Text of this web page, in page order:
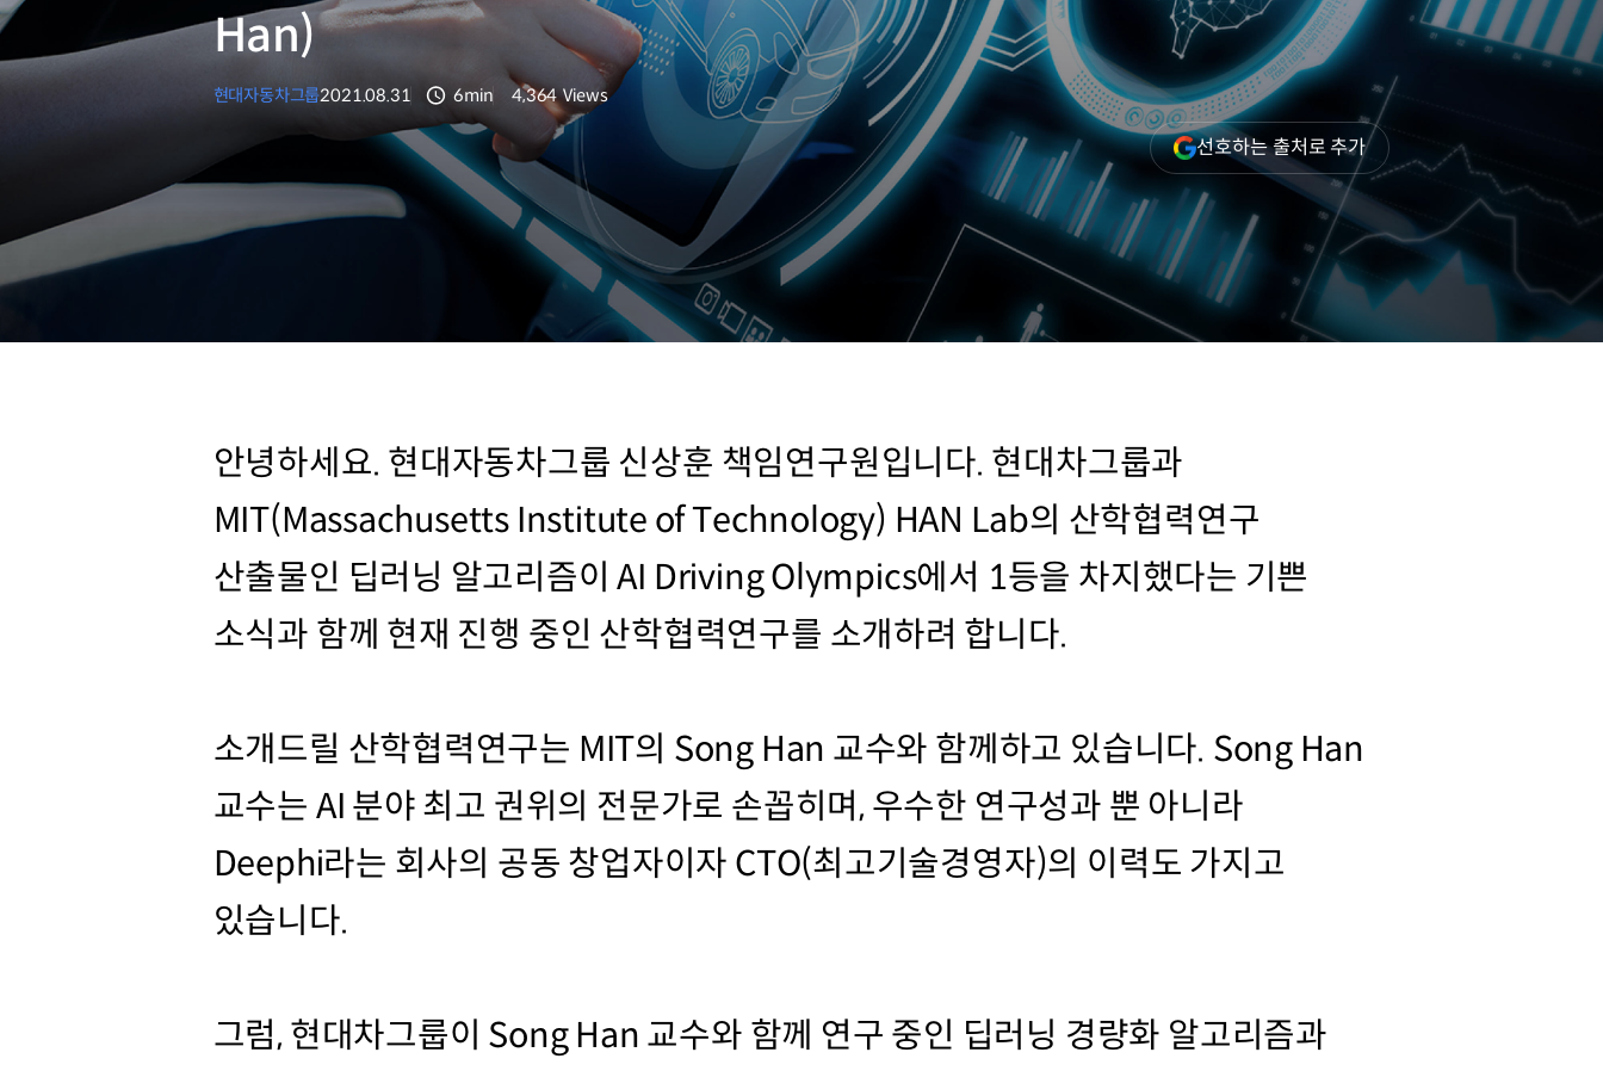
Han)
현대자동차그룹2021.08.31
분량
6min
조회수
4,364 Views
선호하는 출처로 추가(새
창
열림)
안녕하세요. 현대자동차그룹 신상훈 책임연구원입니다. 현대차그룹과
MIT(Massachusetts Institute of Technology) HAN Lab의 산학협력연구
산출물인 딥러닝 알고리즘이 AI Driving Olympics에서 1등을 차지했다는 기쁜
소식과 함께 현재 진행 중인 산학협력연구를 소개하려 합니다.
소개드릴 산학협력연구는 MIT의 Song Han 교수와 함께하고 있습니다. Song Han
교수는 AI 분야 최고 권위의 전문가로 손꼽히며, 우수한 연구성과 뿐 아니라
Deephi라는 회사의 공동 창업자이자 CTO(최고기술경영자)의 이력도 가지고
있습니다.
그럼, 현대차그룹이 Song Han 교수와 함께 연구 중인 딥러닝 경량화 알고리즘과